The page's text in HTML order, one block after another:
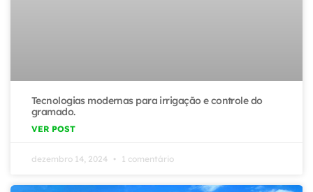
Tecnologias modernas para irrigação e controle do
gramado.
VER POST
dezembro 14, 2024 1 comentário